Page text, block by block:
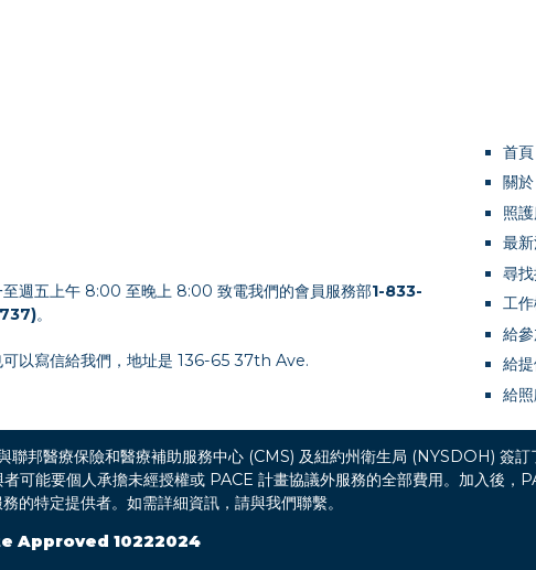
至週五上午 8:00 至晚上 8:00 致電我們的會員服務部1-833-
。
可以寫信給我們，地址是 136-65 37th Ave.
首頁
關於
照
最
尋
工
給
給
給
邦醫療保險和醫療補助服務中心 (CMS) 及紐約州衛生局 (NYSDOH) 簽
可能要個人承擔未經授權或 PACE 計畫協議外服務的全部費用。加入後，
的特定提供者。如需詳細資訊，請與我們聯繫。
Approved 10222024